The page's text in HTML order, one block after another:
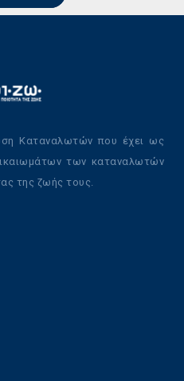
Καταναλωτών που έχει ως
των καταναλωτών
της ζωής τους.